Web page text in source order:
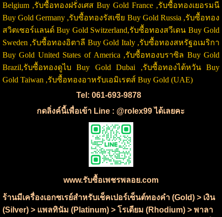
Belgium ,รับซื้อทองฝรั่งเศส Buy Gold France ,รับซื้อทองเยอรมนี
Buy Gold Germany ,รับซื้อทองรัสเซีย Buy Gold Russia ,รับซื้อทอง
สวิตเซอร์แลนด์ Buy Gold Switzerland,รับซื้อทองสวีเดน Buy Gold
Sweden ,รับซื้อทองอิตาลี Buy Gold Italy ,รับซื้อทองสหรัฐอเมริกา
Buy Gold United States of America ,รับซื้อทองบราซิล Buy Gold
Brazil,รับซื้อทองดูไบ Buy Gold Dubai ,รับซื้อทองไต้หวัน Buy
Gold Taiwan ,รับซื้อทองอาหรับเอมิเรตส์ Buy Gold (UAE)
Tel: 061-693-9878
กดลิ่งค์นี้เพื่อเข้า Line : @rolex99 ได้เลยคะ
www.รับซื้อเพชรพลอย.com
ร้านมีเครื่องเอกซเรย์สำหรับเช็คเปอร์เซ็นต์ทองคำ (Gold) > เงิน
(Silver) > แพลทินัม (Platinum) > โรเดียม (Rhodium) > พาลา